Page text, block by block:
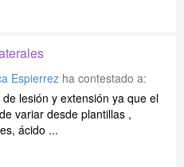
Espierrez ha contestado a:
lesión y extensión ya que el
variar desde plantillas ,
ácido ...